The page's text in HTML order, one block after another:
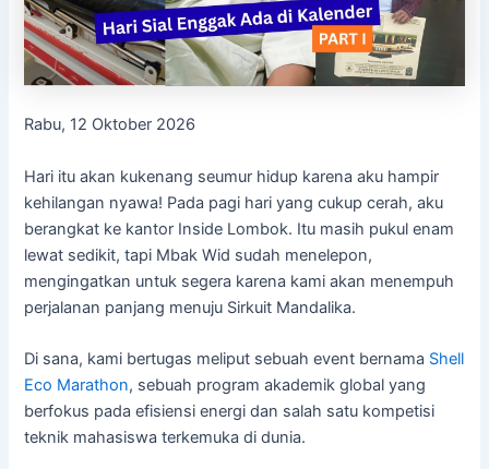
Rabu, 12 Oktober 2026
Hari itu akan kukenang seumur hidup karena aku hampir
kehilangan nyawa! Pada pagi hari yang cukup cerah, aku
berangkat ke kantor Inside Lombok. Itu masih pukul enam
lewat sedikit, tapi Mbak Wid sudah menelepon,
mengingatkan untuk segera karena kami akan menempuh
perjalanan panjang menuju Sirkuit Mandalika.
Di sana, kami bertugas meliput sebuah event bernama Shell
Eco Marathon, sebuah program akademik global yang
berfokus pada efisiensi energi dan salah satu kompetisi
teknik mahasiswa terkemuka di dunia.